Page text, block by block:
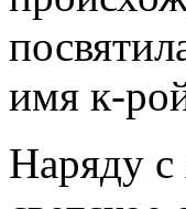
имя к-
Наряду